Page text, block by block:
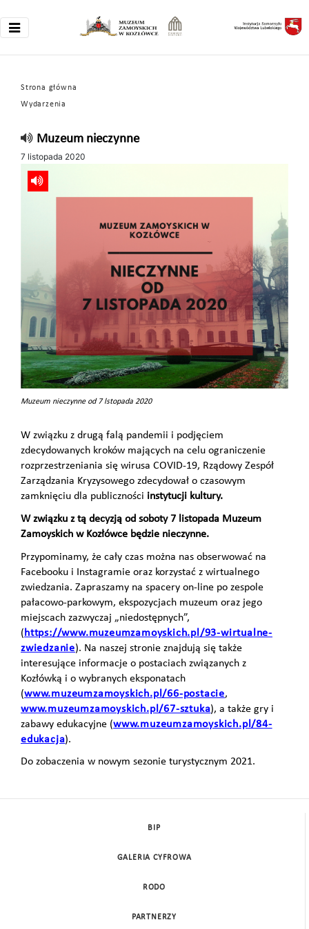
Strona główna
Wydarzenia
Muzeum nieczynne
7 listopada 2020
Muzeum nieczynne od 7 lstopada 2020
W związku z drugą falą pandemii i podjęciem
zdecydowanych kroków mających na celu ograniczenie
rozprzestrzeniania się wirusa COVID-19, Rządowy Zespół
Zarządzania Kryzysowego zdecydował o czasowym
zamknięciu dla publiczności instytucji kultury.
W związku z tą decyzją od soboty 7 listopada Muzeum
Zamoyskich w Kozłówce będzie nieczynne.
Przypominamy, że cały czas można nas obserwować na
Facebooku i Instagramie oraz korzystać z wirtualnego
zwiedzania. Zapraszamy na spacery on-line po zespole
pałacowo-parkowym, ekspozycjach muzeum oraz jego
miejscach zazwyczaj „niedostępnych”,
(https://www.muzeumzamoyskich.pl/93-wirtualne-
zwiedzanie). Na naszej stronie znajdują się także
interesujące informacje o postaciach związanych z
Kozłówką i o wybranych eksponatach
(www.muzeumzamoyskich.pl/66-postacie,
www.muzeumzamoyskich.pl/67-sztuka), a także gry i
zabawy edukacyjne (www.muzeumzamoyskich.pl/84-
edukacja).
Do zobaczenia w nowym sezonie turystycznym 2021.
BIP
GALERIA CYFROWA
RODO
PARTNERZY